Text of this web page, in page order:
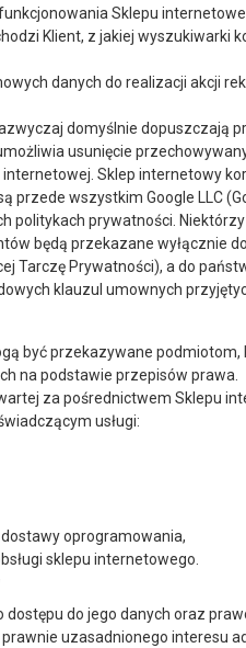
Sklepu
Klient, z jakiej wyszukiwarki
danych do realizacji akcji
domyślnie dopuszczają
usunięcie
Sklep internetowy
przede wszystkim Google LLC
politykach prywatności.
będą przekazane wyłącznie
Tarczę Prywatności), a do
klauzul umownych
być przekazywane
na podstawie przepisów prawa.
za pośrednictwem Sklepu
usługi:
oprogramowania,
sklepu internetowego.
dostępu do jego danych oraz
uzasadnionego interesu